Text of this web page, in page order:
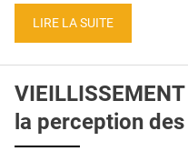
LIRE LA SUITE
la perception